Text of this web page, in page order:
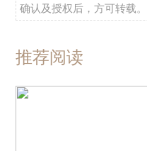
确认及授权后，方可转载。
推荐阅读